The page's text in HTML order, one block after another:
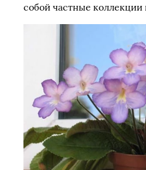
собой частные коллекции